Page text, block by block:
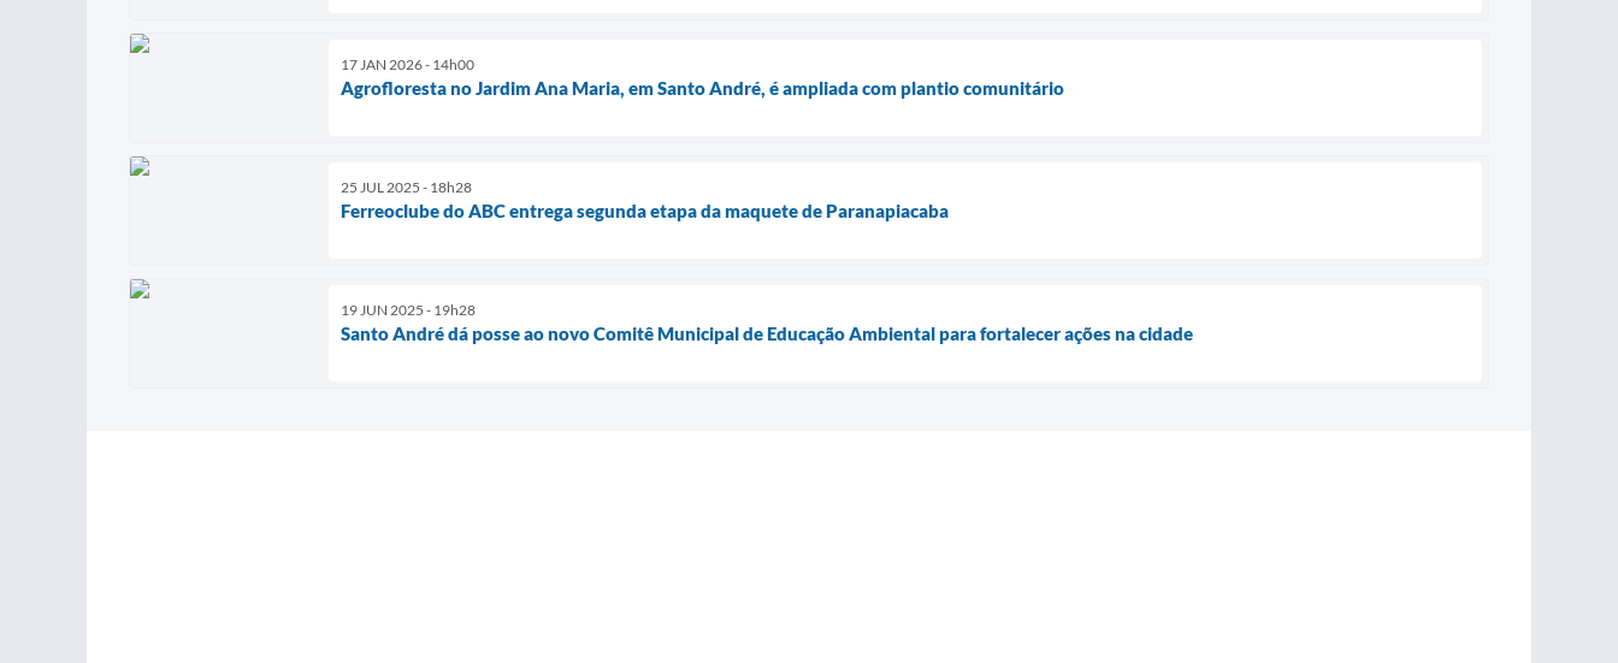
17 JAN 2026 - 14h00
Agrofloresta no Jardim Ana Maria, em Santo André, é ampliada com plantio comunitário
25 JUL 2025 - 18h28
Ferreoclube do ABC entrega segunda etapa da maquete de Paranapiacaba
19 JUN 2025 - 19h28
Santo André dá posse ao novo Comitê Municipal de Educação Ambiental para fortalecer ações na cidade